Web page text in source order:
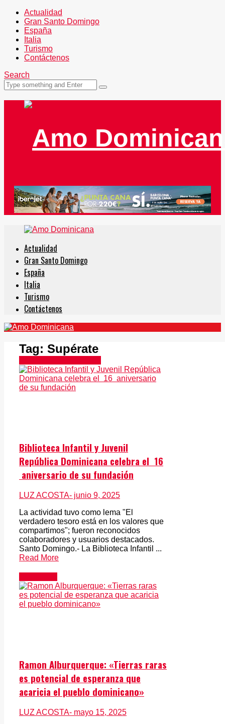
Actualidad
Gran Santo Domingo
España
Italia
Turismo
Contáctenos
Search
Actualidad
Gran Santo Domingo
España
Italia
Turismo
Contáctenos
Tag: Supérate
Biblioteca Infantil y Juvenil
República Dominicana celebra el 16
aniversario de su fundación
LUZ ACOSTA- junio 9, 2025
La actividad tuvo como lema "El
verdadero tesoro está en los valores que
compartimos"; fueron reconocidos
colaboradores y usuarios destacados.
Santo Domingo.- La Biblioteca Infantil ...
Read More
Ramon Alburquerque: «Tierras raras
es potencial de esperanza que
acaricia el pueblo dominicano»
LUZ ACOSTA- mayo 15, 2025